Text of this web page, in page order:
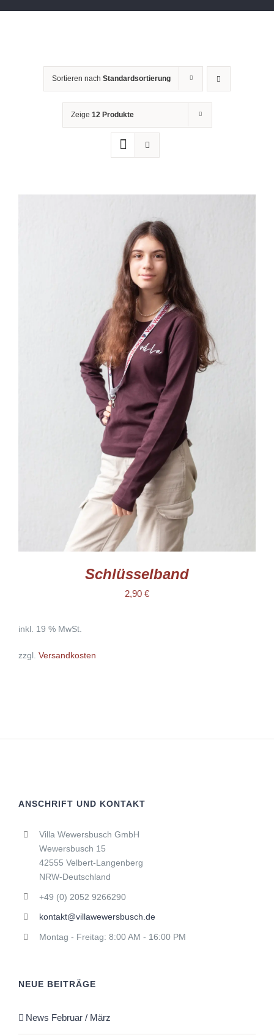
Sortieren nach Standardsortierung
Zeige 12 Produkte
IN DEN WARENKORB DETAILS
Schlüsselband
2,90 €
inkl. 19 % MwSt.
zzgl. Versandkosten
ANSCHRIFT UND KONTAKT
Villa Wewersbusch GmbH
Wewersbusch 15
42555 Velbert-Langenberg
NRW-Deutschland
+49 (0) 2052 9266290
kontakt@villawewersbusch.de
Montag - Freitag: 8:00 AM - 16:00 PM
NEUE BEITRÄGE
News Februar / März